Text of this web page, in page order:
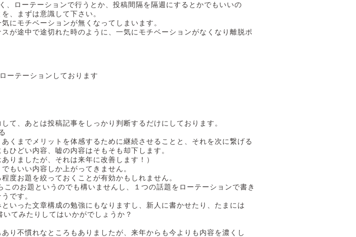
、ローテーションで行うとか、投稿間隔を隔週にするとかでもいいの
、まずは意識して下さい。
にモチベーションが無くなってしまいます。
が途中で途切れた時のように、一気にモチベーションがなくなり離脱ポ
ーテーションしております
て、あとは投稿記事をしっかり判断するだけにしております。
くまでメリットを体感するために継続させることと、それを次に繋げる
ひどい内容、嘘の内容はそもそも却下します。
りましたが、それは来年に改善します！）
もいい内容しか上がってきません。
度お題を絞っておくことが有効かもしれません。
このお題というのでも構いませんし、１つの話題をローテーションで書き
です。
いった文章構成の勉強にもなりますし、新人に書かせたり、たまには
てみたりしてはいかがでしょうか？
り不慣れなところもありましたが、来年からも今よりも内容を濃くし